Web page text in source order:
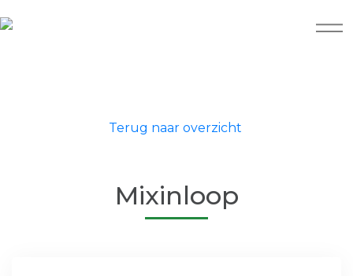
Terug naar overzicht
Mixinloop